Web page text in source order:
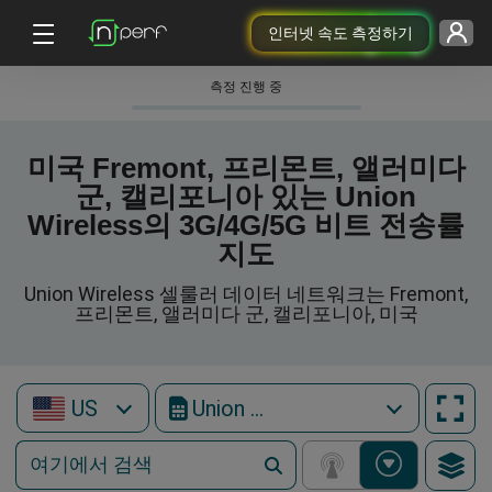
인터넷 속도 측정하기
측정 진행 중
미국 Fremont, 프리몬트, 앨러미다
군, 캘리포니아 있는 Union
Wireless의 3G/4G/5G 비트 전송률
지도
Union Wireless 셀룰러 데이터 네트워크는 Fremont,
프리몬트, 앨러미다 군, 캘리포니아, 미국
US Union Wireless